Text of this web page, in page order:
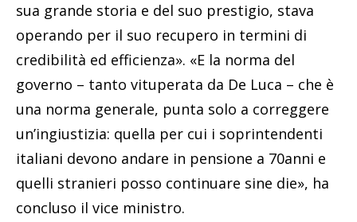
sua grande storia e del suo prestigio, stava
operando per il suo recupero in termini di
credibilità ed efficienza». «E la norma del
governo – tanto vituperata da De Luca – che è
una norma generale, punta solo a correggere
un’ingiustizia: quella per cui i soprintendenti
italiani devono andare in pensione a 70anni e
quelli stranieri posso continuare sine die», ha
concluso il vice ministro.